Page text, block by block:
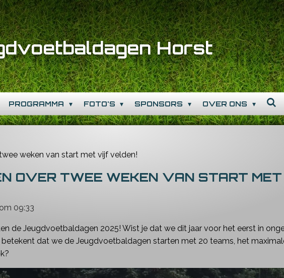
Horst
PROGRAMMA FOTO'S SPONSORS OVER ONS
weken van start met vijf velden!
OVER TWEE WEKEN VAN START
09:33
de Jeugdvoetbaldagen 2025! Wist je dat we dit jaar voor het eerst in
dat we de Jeugdvoetbaldagen starten met 20 teams, het